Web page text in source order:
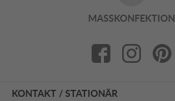
MASSKONFEKTION
KONTAKT / STATIONÄR